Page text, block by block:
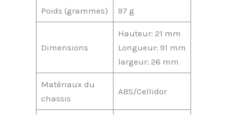
Poids (grammes) 97 g
Dimensions
Hauteur: 21 mm
Longueur: 91 mm
largeur: 26 mm
Matériaux du
chassis
ABS/Cellidor